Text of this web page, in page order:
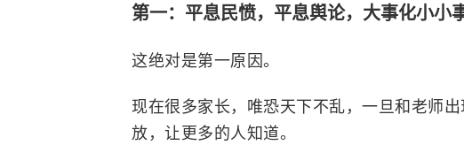
第一：平息民愤，平息舆论，大事化小小
这绝对是第一原因。
现在很多家长，唯恐天下不乱，一旦和老师
放，让更多的人知道。